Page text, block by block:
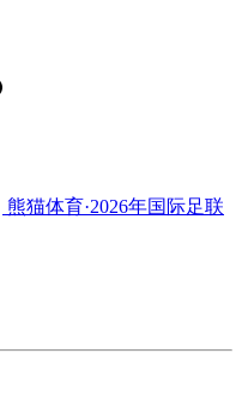
熊猫体育·2026年国际足联